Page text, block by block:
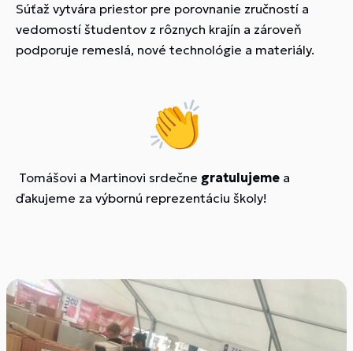
Súťaž vytvára priestor pre porovnanie zručností a
vedomostí študentov z rôznych krajín a zároveň
podporuje remeslá, nové technológie a materiály.
Tomášovi a Martinovi srdečne gratulujeme a
ďakujeme za výbornú reprezentáciu školy!